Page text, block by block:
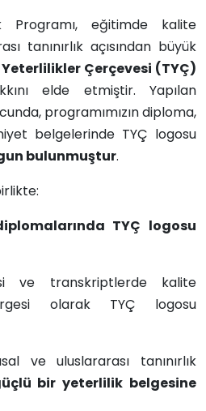
Programı, eğitimde kalite
tanınırlık açısından büyük
Çerçevesi (TYÇ)
elde etmiştir. Yapılan
programımızın diploma,
belgelerinde TYÇ logosu
bulunmuştur.
TYÇ logosu
ve transkriptlerde kalite
olarak TYÇ logosu
ve uluslararası tanınırlık
bir yeterlilik belgesine